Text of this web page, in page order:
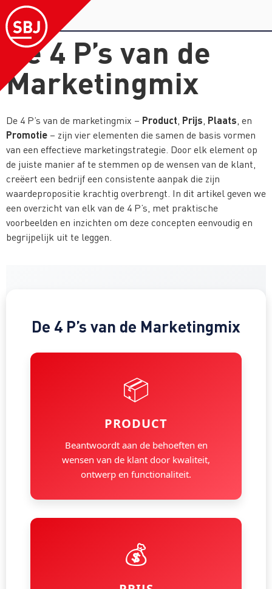
De 4 P’s van de
Marketingmix
De 4 P’s van de marketingmix – Product, Prijs, Plaats, en
Promotie – zijn vier elementen die samen de basis vormen
van een effectieve marketingstrategie. Door elk element op
de juiste manier af te stemmen op de wensen van de klant,
creëert een bedrijf een consistente aanpak die zijn
waardepropositie krachtig overbrengt. In dit artikel geven we
een overzicht van elk van de 4 P’s, met praktische
voorbeelden en inzichten om deze concepten eenvoudig en
begrijpelijk uit te leggen.
De 4 P’s van de Marketingmix
📦
PRODUCT
Beantwoordt aan de behoeften en
wensen van de klant door kwaliteit,
ontwerp en functionaliteit.
💰